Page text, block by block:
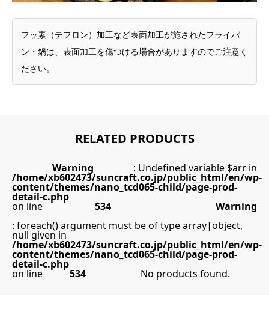
フッ素（テフロン）加工など表面加工が施されたフライパ
ン・鍋は、表面加工を傷つける場合がありますのでご注意く
ださい。
RELATED PRODUCTS
Warning : Undefined variable $arr in
/home/xb602473/suncraft.co.jp/public_html/en/wp-
content/themes/nano_tcd065-child/page-prod-
detail-c.php
on line 534
Warning
: foreach() argument must be of type array|object,
null given in
/home/xb602473/suncraft.co.jp/public_html/en/wp-
content/themes/nano_tcd065-child/page-prod-
detail-c.php
on line 534 No products found.